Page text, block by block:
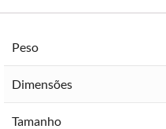
Peso
Dimensões
Tamanho